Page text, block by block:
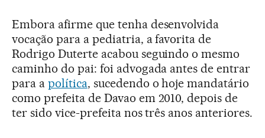
Embora afirme que tenha desenvolvida
vocação para a pediatria, a favorita de
Rodrigo Duterte acabou seguindo o mesmo
caminho do pai: foi advogada antes de entrar
para a política, sucedendo o hoje mandatário
como prefeita de Davao em 2010, depois de
ter sido vice-prefeita nos três anos anteriores.